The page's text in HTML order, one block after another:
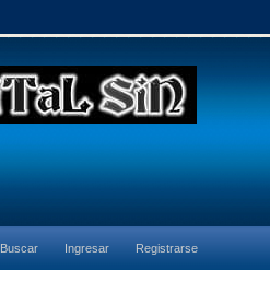
Buscar Ingresar Registrarse